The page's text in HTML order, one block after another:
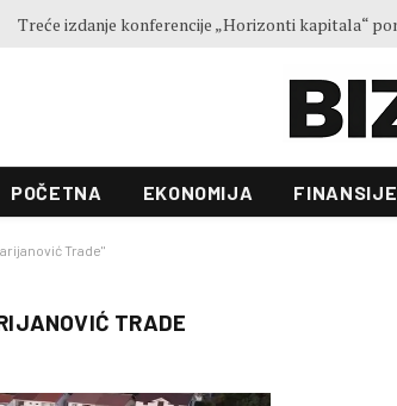
POČETNA EKONOMIJA FINANSIJE
Trade"
TRADE